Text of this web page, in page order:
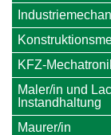
KFZ-
Maler/in und
Instandhaltung
Maurer/in